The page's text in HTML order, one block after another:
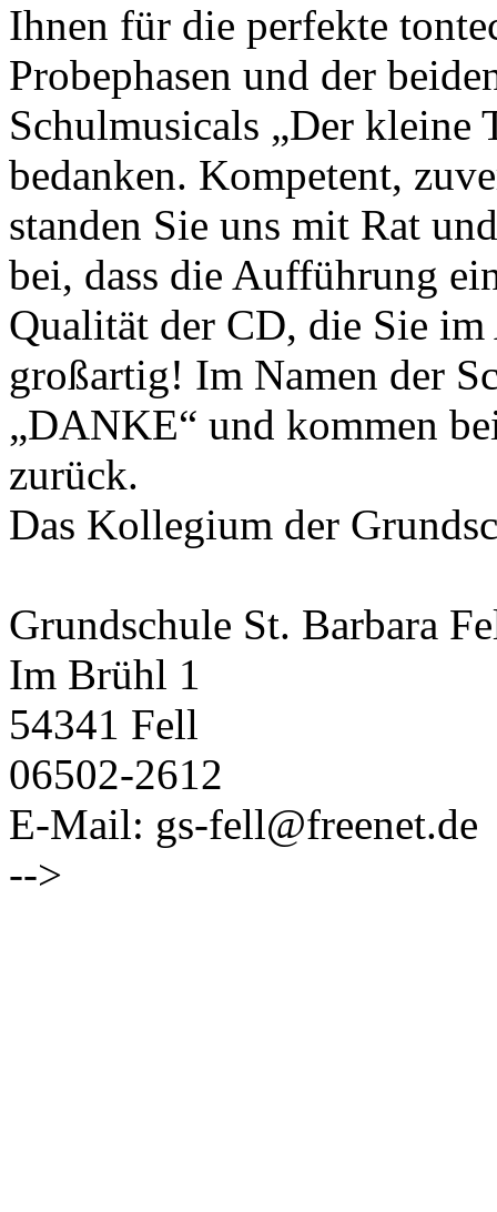
Ihnen für die perfekte
Probephasen und der
Schulmusicals „Der kleine
bedanken. Kompetent,
standen Sie uns mit Rat
bei, dass die Aufführung
Qualität der CD, die Sie
großartig! Im Namen der
„DANKE“ und kommen
zurück.
Das Kollegium der
Grundschule St. Barbara
Im Brühl 1
54341 Fell
06502-2612
E-Mail: gs-fell@freenet.de
-->